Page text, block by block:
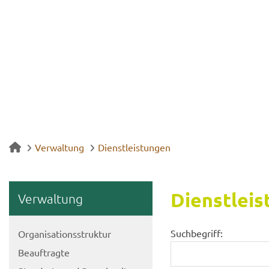
Verwaltung Dienstleistungen
Ver­wal­tung
Or­ga­ni­sa­ti­ons­struk­tur
Be­auf­trag­te
Suchbegriff: